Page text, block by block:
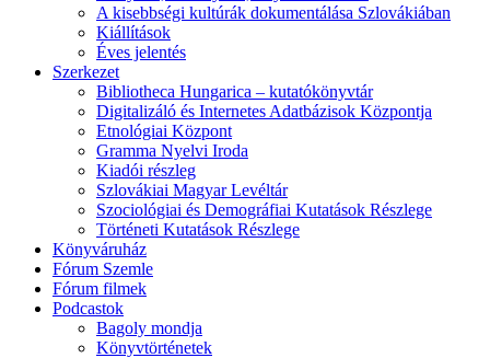
A kisebbségi kultúrák dokumentálása Szlovákiában
Kiállítások
Éves jelentés
Szerkezet
Bibliotheca Hungarica – kutatókönyvtár
Digitalizáló és Internetes Adatbázisok Központja
Etnológiai Központ
Gramma Nyelvi Iroda
Kiadói részleg
Szlovákiai Magyar Levéltár
Szociológiai és Demográfiai Kutatások Részlege
Történeti Kutatások Részlege
Könyváruház
Fórum Szemle
Fórum filmek
Podcastok
Bagoly mondja
Könyvtörténetek